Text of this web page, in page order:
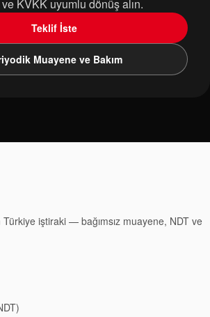
ve KVKK uyumlu dönüş alın.
Teklif İste
Muayene ve Bakım
iştiraki — bağımsız muayene, NDT ve